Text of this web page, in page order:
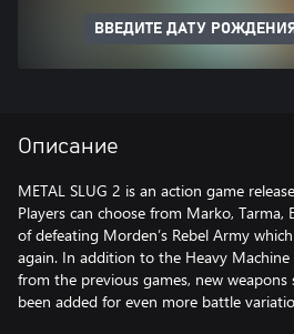
ВВЕДИТЕ ДАТУ РОЖДЕНИЯ
Описание
METAL SLUG 2 is an action game
Players can choose from Marko, Tarma,
of defeating Morden’s Rebel Army
again. In addition to the Heavy
from the previous games, new weapons
been added for even more battle